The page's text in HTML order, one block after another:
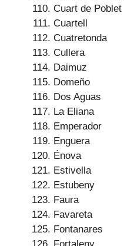
Cuart de Poblet
Cuartell
Cuatretonda
Cullera
Daimuz
Domeño
Dos Aguas
La Eliana
Emperador
Enguera
Énova
Estivella
Estubeny
Faura
Favareta
Fontanares
Fortaleny